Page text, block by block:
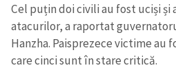
Cel puțin doi civili au fost uciși și
atacurilor, a raportat
Hanzha. Paisprezece victime
care cinci sunt în stare critică.